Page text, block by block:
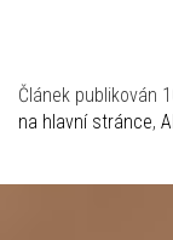
Článek publikován
na hlavní stránce,